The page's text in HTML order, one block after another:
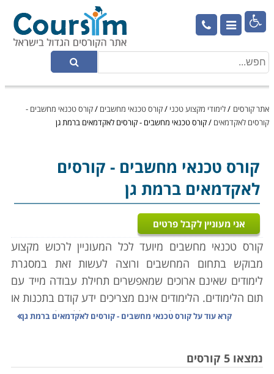

אתר קורסים /לימודי מקצוע טכני /קורס טכנאי מחשבים /קורס טכנאי מחשבים -
קורסים לאקדמאים /קורס טכנאי מחשבים - קורסים לאקדמאים ברמת גן
קורס טכנאי מחשבים - קורסים
לאקדמאים ברמת גן
אני מעוניין לקבל פרטים
קורס טכנאי מחשבים מיועד לכל המעוניין לרכוש מקצוע
מבוקש בתחום המחשבים ורוצה לעשות זאת במסגרת
לימודים שאינם ארוכים שמאפשרים תחילת עבודה מייד עם
תום הלימודים. הלימודים אינם מצריכים ידע קודם בתכנות או
בתחומים אחרים מעולם המחשבים, והם כוללים לימוד האופן
במערכות קיימות. במסגרת הלימודים מוצעים הקורסים
קרא עוד עלקורס טכנאי מחשבים - קורסים לאקדמאים ברמת גן
נמצאו 5 קורסים